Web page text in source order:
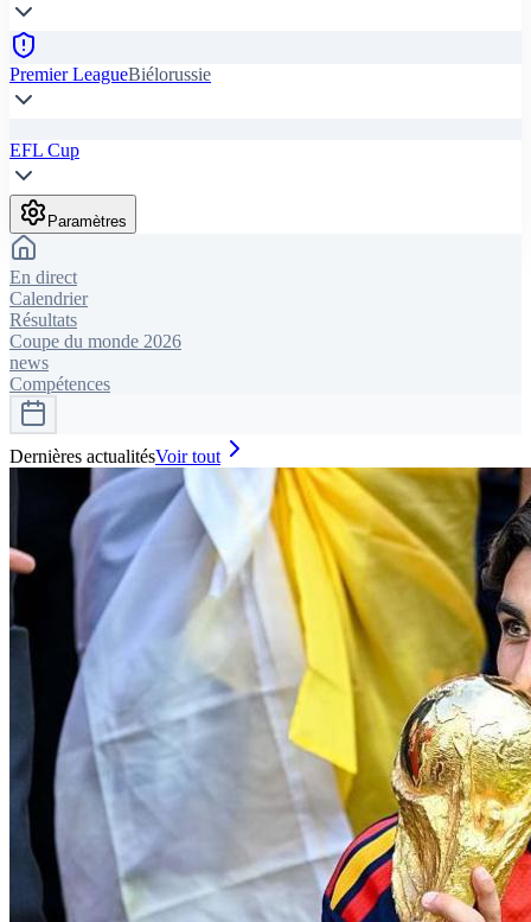
Premier LeagueBiélorussie
EFL Cup
Paramètres
En direct
Calendrier
Résultats
Coupe du monde 2026
news
Compétences
Dernières actualitésVoir tout